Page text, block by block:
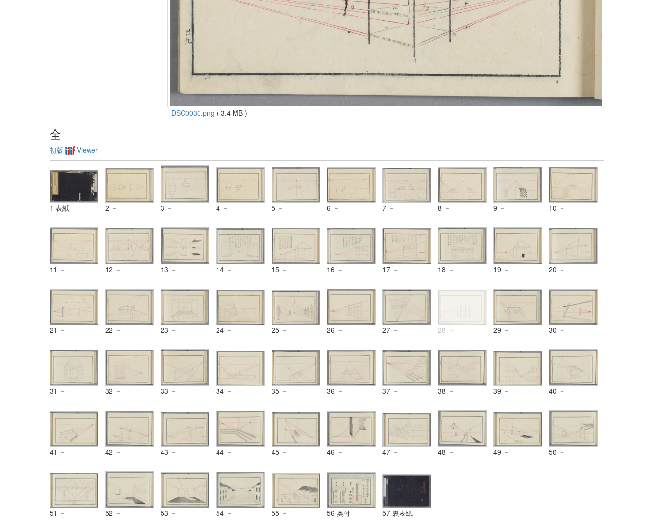
_DSC0030.png ( 3.4 MB )
全
初版 Viewer
1 表紙 2 － 3 － 4 － 5 － 6 － 7 － 8 － 9 － 10 －
11 － 12 － 13 － 14 － 15 － 16 － 17 － 18 － 19 － 20 －
21 － 22 － 23 － 24 － 25 － 26 － 27 － 28 － 29 － 30 －
31 － 32 － 33 － 34 － 35 － 36 － 37 － 38 － 39 － 40 －
41 － 42 － 43 － 44 － 45 － 46 － 47 － 48 － 49 － 50 －
51 － 52 － 53 － 54 － 55 － 56 奥付 57 裏表紙